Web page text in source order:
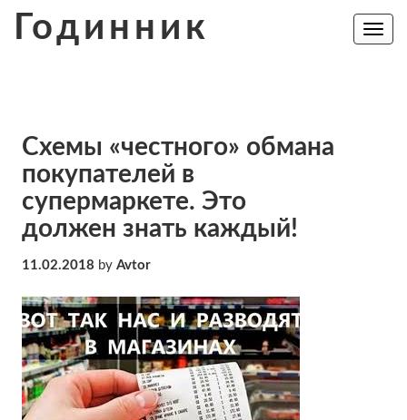
Годинник
Toggle
Схемы «честного» обмана
покупателей в
супермаркете. Это
должен знать каждый!
11.02.2018 by Avtor